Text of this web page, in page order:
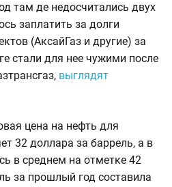
там де недосчитались двух
заплатить за долги
(АксайГаз и другие) за
стали для нее чужими после
выглядят
цена на нефть для
32 доллара за баррель, а в
в среднем на отметке 42
за прошлый год составила